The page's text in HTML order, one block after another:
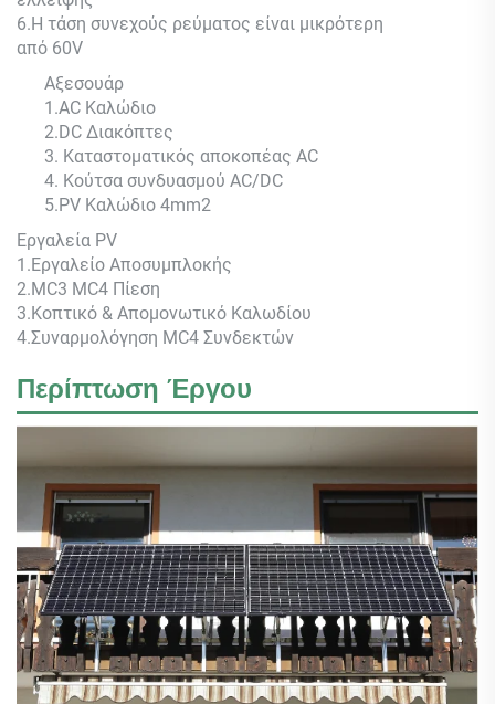
6.Η τάση συνεχούς ρεύματος είναι μικρότερη
από 60V
Αξεσουάρ
1.AC Καλώδιο
2.DC Διακόπτες
3. Καταστοματικός αποκοπέας AC
4. Κούτσα συνδυασμού AC/DC
5.PV Καλώδιο 4mm2
Εργαλεία PV
1.Εργαλείο Αποσυμπλοκής
2.MC3 MC4 Πίεση
3.Κοπτικό & Απομονωτικό Καλωδίου
4.Συναρμολόγηση MC4 Συνδεκτών
Περίπτωση Έργου